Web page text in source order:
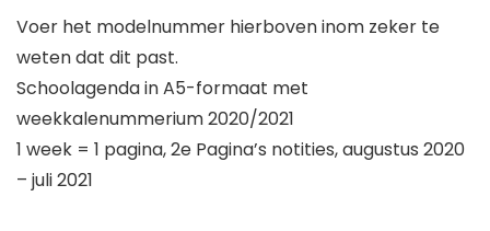
Voer het modelnummer hierboven inom zeker te
weten dat dit past.
Schoolagenda in A5-formaat met
weekkalenummerium 2020/2021
1 week = 1 pagina, 2e Pagina’s notities, augustus 2020
– juli 2021